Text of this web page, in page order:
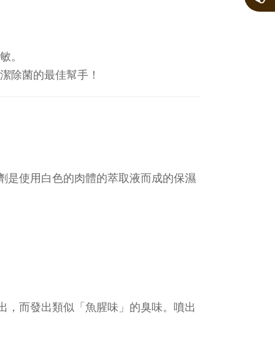
。
除菌的最佳幫手！
是使用白色的肉體的萃取液而成的保濕
，而發出類似「魚腥味」的臭味。噴出